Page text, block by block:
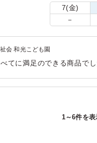
7(金)
－
会 和光こども園
てに満足のできる商品で
お弁当でした。
1～6件を